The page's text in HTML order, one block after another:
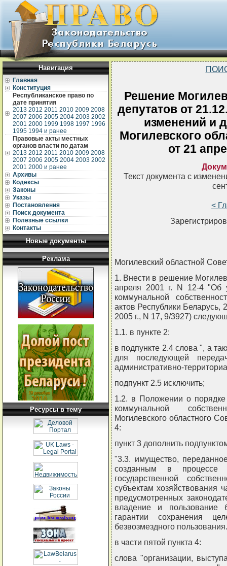
Навигация
Главная
Конституция
Республиканское право по
дате принятия
2013 2012 2011 2010 2009 2008
2007 2006 2005 2004 2003 2002
2001 2000 1999 1998 1997 1996
1995 1994 и ранее
Правовые акты местных
органов власти по датам
2013 2012 2011 2010 2009 2008
2007 2006 2005 2004 2003 2002
2001 2000 и ранее
Архивы
Кодексы
Законы
Указы
Постановления
Поиск документа
Полезные ссылки
Контакты
Новые документы
Реклама
Ресурсы в тему
Решение
депутатов от
изменений и
Могилевского
от 21
Текст документа с
<
Могилевский областной
1. Внести в решение
апреля 2001 г. N 12-4 "Об
коммунальной
актов Республики Беларусь,
2005 г., N 17, 9/3927)
1.1. в пункте 2:
в подпункте 2.4 слова ", а
для последующей
административно-
подпункт 2.5 исключить;
1.2. в Положении о
коммунальной
Могилевского областного
4:
пункт 3 дополнить
"3.3. имущество,
созданным в процессе
государственной
субъектам хозяйствования
предусмотренных
владение и пользование
гарантии сохранения
безвозмездного
в части пятой пункта 4:
слова "организации,